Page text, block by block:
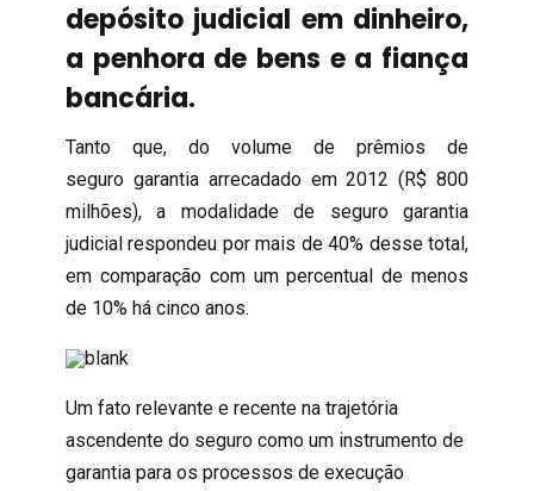
depósito judicial em dinheiro,
a penhora de bens e a fiança
bancária.
Tanto que, do volume de prêmios de
seguro garantia arrecadado em 2012 (R$ 800
milhões), a modalidade de seguro garantia
judicial respondeu por mais de 40% desse total,
em comparação com um percentual de menos
de 10% há cinco anos.
Um fato relevante e recente na trajetória
ascendente do seguro como um instrumento de
garantia para os processos de execução